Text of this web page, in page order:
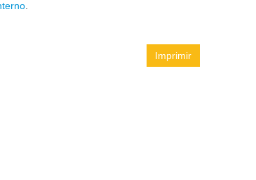
Imprimir